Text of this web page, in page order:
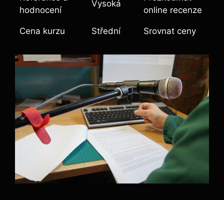
hodnocení
Vysoká
online recenze
Cena kurzu Střední Srovnat ceny